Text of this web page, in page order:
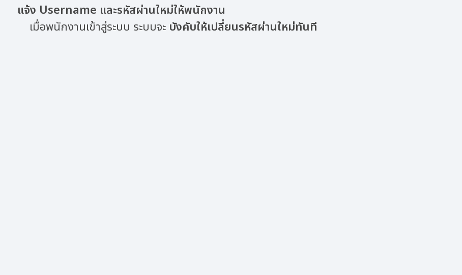
แจ้ง Username และรหัสผ่านใหม่ให้พนักงาน
เมื่อพนักงานเข้าสู่ระบบ ระบบจะ บังคับให้เปลี่ยนรหัสผ่านใหม่ทันที